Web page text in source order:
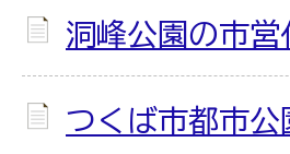
洞峰公園の市営
つくば市都市公